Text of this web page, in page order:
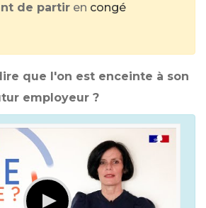
de partir en congé
que l'on est enceinte à son
employeur ?